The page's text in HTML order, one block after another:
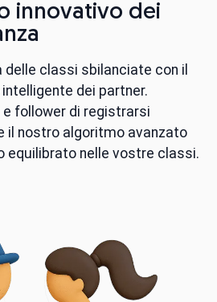
innovativo dei
delle classi sbilanciate con il
dei partner.
follower di registrarsi
il nostro algoritmo avanzato
equilibrato nelle vostre classi.